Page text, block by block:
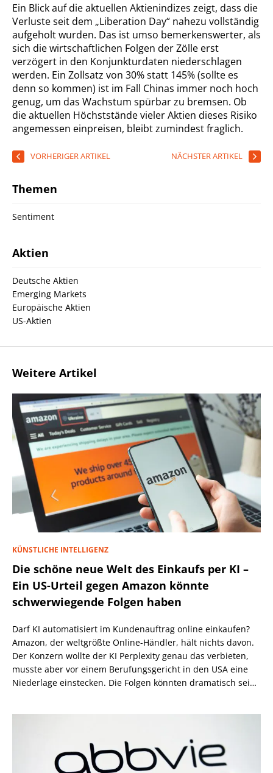
Ein Blick auf die aktuellen Aktienindizes zeigt, dass die
Verluste seit dem „Liberation Day“ nahezu vollständig
aufgeholt wurden. Das ist umso bemerkenswerter, als
sich die wirtschaftlichen Folgen der Zölle erst
verzögert in den Konjunkturdaten niederschlagen
werden. Ein Zollsatz von 30% statt 145% (sollte es
denn so kommen) ist im Fall Chinas immer noch hoch
genug, um das Wachstum spürbar zu bremsen. Ob
die aktuellen Höchststände vieler Aktien dieses Risiko
angemessen einpreisen, bleibt zumindest fraglich.
VORHERIGER ARTIKEL NÄCHSTER ARTIKEL
Themen
Sentiment
Aktien
Deutsche Aktien
Emerging Markets
Europäische Aktien
US-Aktien
Weitere Artikel
KÜNSTLICHE INTELLIGENZ
Die schöne neue Welt des Einkaufs per KI –
Ein US-Urteil gegen Amazon könnte
schwerwiegende Folgen haben
Darf KI automatisiert im Kundenauftrag online einkaufen?
Amazon, der weltgrößte Online-Händler, hält nichts davon.
Der Konzern wollte der KI Perplexity genau das verbieten,
musste aber vor einem Berufungsgericht in den USA eine
Niederlage einstecken. Die Folgen könnten dramatisch sein,